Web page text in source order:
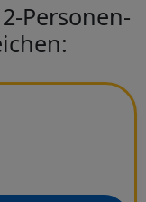
Personen-